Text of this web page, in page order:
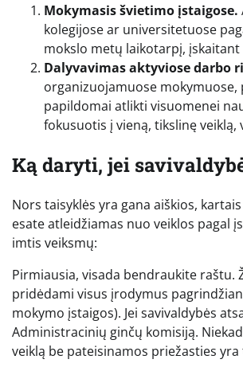
Mokymasis švietimo įstaigose.
kolegijose ar universitetuose
mokslo metų laikotarpį, įskaitant
Dalyvavimas aktyviose darbo
organizuojamuose
papildomai atlikti visuomenei
fokusuotis į vieną, tikslinę veiklą,
Ką daryti, jei
Nors taisyklės yra gana aiškios,
esate atleidžiamas nuo veiklos pagal
imtis veiksmų:
Pirmiausia, visada bendraukite
pridėdami visus įrodymus
mokymo įstaigos). Jei savivaldybės
Administracinių ginčų komisiją.
veiklą be pateisinamos priežasties